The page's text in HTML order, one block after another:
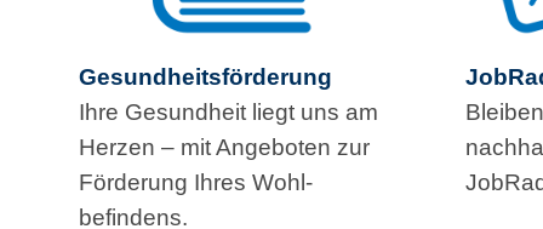
Gesundheitsförderung
Ihre Gesundheit liegt uns am
Herzen – mit Angeboten zur
Förderung Ihres Wohl­
befindens.